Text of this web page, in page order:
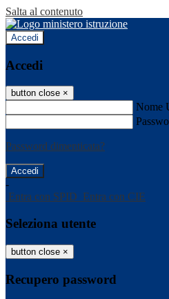
Salta al contenuto
Accedi
Accedi
button close ×
Nome
Password dimenticata?
-
Entra con SPID Entra con CIE
Seleziona utente
button close ×
Recupero password